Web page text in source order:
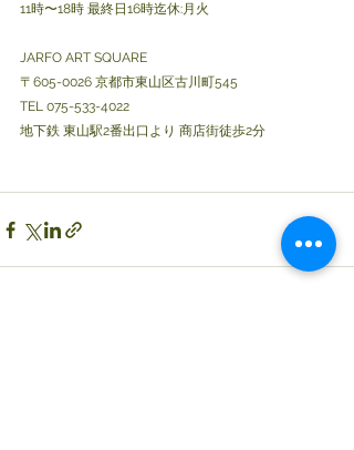
11時〜18時 最終日16時迄休:月火
JARFO ART SQUARE
〒605-0026 京都市東山区古川町545
TEL 075-533-4022
地下鉄 東山駅2番出口より 商店街徒歩2分